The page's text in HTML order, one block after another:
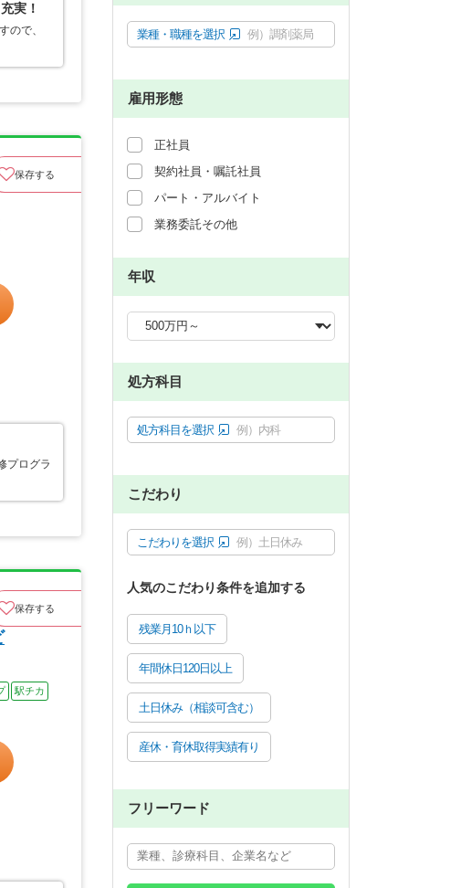
実！
ので、
保存する
プログラ
保存する
駅チカ
業種・職種を選択 例）調剤薬局
雇用形態
正社員
契約社員・嘱託社員
パート・アルバイト
業務委託その他
年収
処方科目
処方科目を選択 例）内科
こだわり
こだわりを選択 例）土日休み
人気のこだわり条件を追加する
残業月10ｈ以下
年間休日120日以上
土日休み（相談可含む）
産休・育休取得実績有り
フリーワード